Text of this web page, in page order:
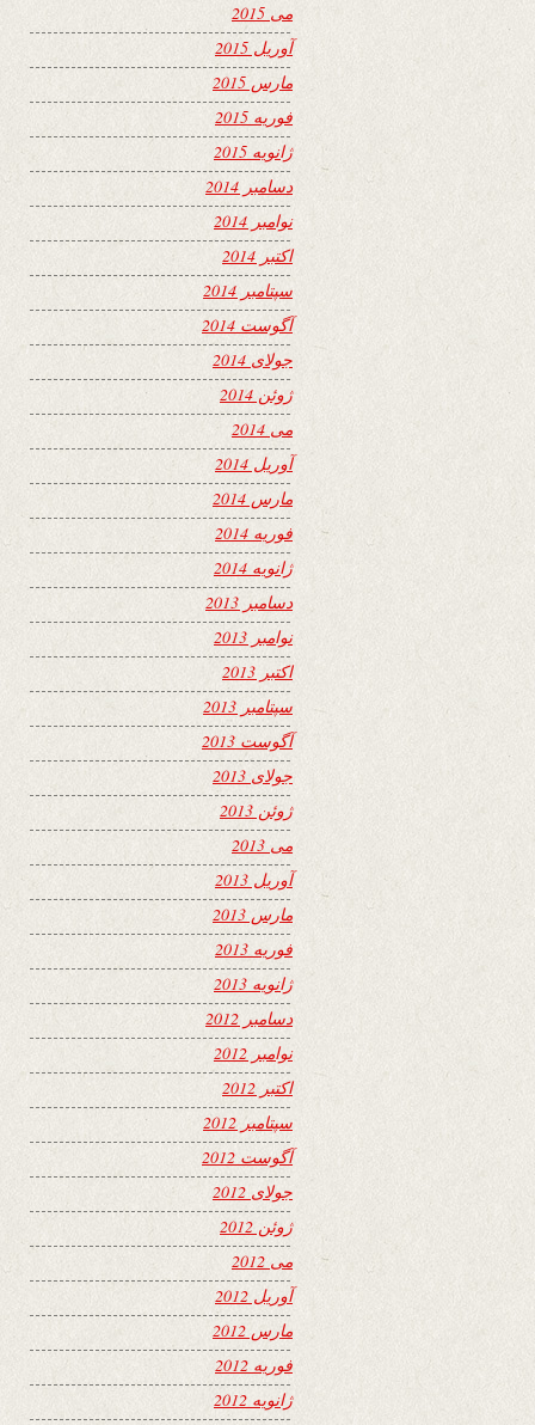
می 2015
آوریل 2015
مارس 2015
فوریه 2015
ژانویه 2015
دسامبر 2014
نوامبر 2014
اکتبر 2014
سپتامبر 2014
آگوست 2014
جولای 2014
ژوئن 2014
می 2014
آوریل 2014
مارس 2014
فوریه 2014
ژانویه 2014
دسامبر 2013
نوامبر 2013
اکتبر 2013
سپتامبر 2013
آگوست 2013
جولای 2013
ژوئن 2013
می 2013
آوریل 2013
مارس 2013
فوریه 2013
ژانویه 2013
دسامبر 2012
نوامبر 2012
اکتبر 2012
سپتامبر 2012
آگوست 2012
جولای 2012
ژوئن 2012
می 2012
آوریل 2012
مارس 2012
فوریه 2012
ژانویه 2012